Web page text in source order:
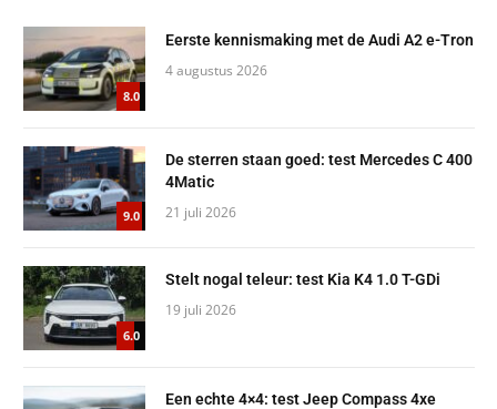
8.0
Eerste kennismaking met de Audi A2 e-Tron
4 augustus 2026
9.0
De sterren staan goed: test Mercedes C 400
4Matic
21 juli 2026
6.0
Stelt nogal teleur: test Kia K4 1.0 T-GDi
19 juli 2026
Een echte 4×4: test Jeep Compass 4xe